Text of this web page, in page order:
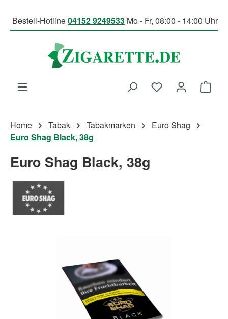
Bestell-Hotline04152 9249533 Mo - Fr, 08:00 - 14:00 Uhr
Du hast 0
Home Tabak Tabakmarken
Euro Shag
Euro Shag Black, 38g
Euro Shag Black, 38g